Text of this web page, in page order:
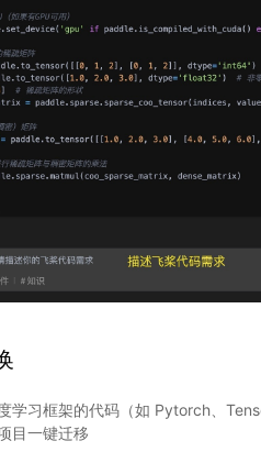
学习框架的代码（如 Pytorch、
目一键迁移